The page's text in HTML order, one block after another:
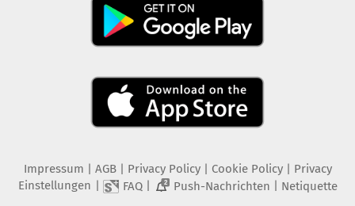
Impressum AGB Privacy Policy| Cookie Policy| Privacy
Einstellungen
FAQ| 2 Push-Nachrichten Netiquette